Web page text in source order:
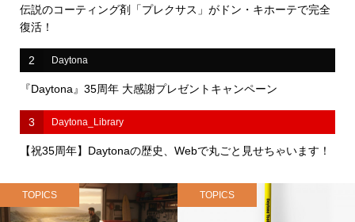
伝説のコーティング剤「プレクサス」がドン・キホーテで完全
復活！
2 Daytona
『Daytona』35周年 大感謝プレゼントキャンペーン
3 Daytona_Library
【祝35周年】Daytonaの歴史、Webで丸ごと見せちゃいます！
TOPICS TOPICS